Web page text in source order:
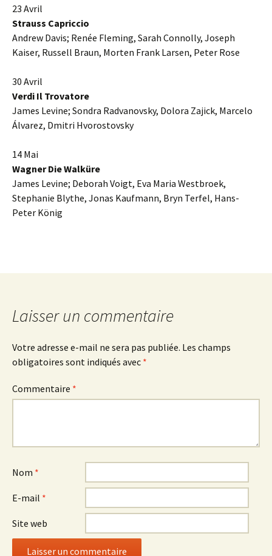
23 Avril
Strauss Capriccio
Andrew Davis; Renée Fleming, Sarah Connolly, Joseph
Kaiser, Russell Braun, Morten Frank Larsen, Peter Rose
30 Avril
Verdi Il Trovatore
James Levine; Sondra Radvanovsky, Dolora Zajick, Marcelo
Álvarez, Dmitri Hvorostovsky
14 Mai
Wagner Die Walküre
James Levine; Deborah Voigt, Eva Maria Westbroek,
Stephanie Blythe, Jonas Kaufmann, Bryn Terfel, Hans-
Peter König
Laisser un commentaire
Votre adresse e-mail ne sera pas publiée. Les champs
obligatoires sont indiqués avec *
Commentaire *
Nom *
E-mail *
Site web